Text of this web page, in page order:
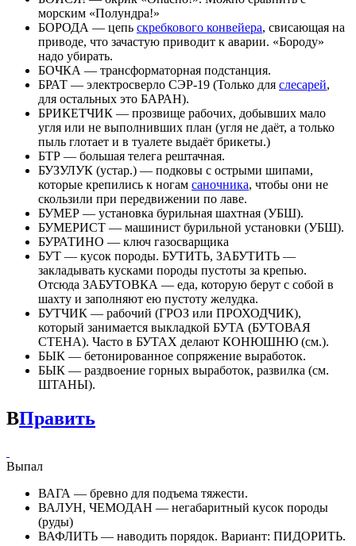
морским «Полундра!»
БОРОДА — цепь скребкового конвейера, свисающая на
приводе, что зачастую приводит к аварии. «Бороду»
надо убирать.
БОЧКА — трансформаторная подстанция.
БРАТ — электросверло СЭР-19 (Только для слесарей,
для остальных это БАРАН).
БРИКЕТЧИК — прозвище рабочих, добывших мало
угля или не выполнивших план (угля не даёт, а только
пыль глотает и в туалете выдаёт брикеты.)
БТР — большая телега рештачная.
БУЗУЛУК (устар.) — подковы с острыми шипами,
которые крепились к ногам саночника, чтобы они не
скользили при передвижении по лаве.
БУМЕР — установка бурильная шахтная (УБШ).
БУМЕРИСТ — машинист бурильной установки (УБШ).
БУРАТИНО — ключ газосварщика
БУТ — кусок породы. БУТИТЬ, ЗАБУТИТЬ —
закладывать кусками породы пустоты за крепью.
Отсюда ЗАБУТОВКА — еда, которую берут с собой в
шахту и заполняют ею пустоту желудка.
БУТЧИК — рабочий (ГРОЗ или ПРОХОДЧИК),
который занимается выкладкой БУТА (БУТОВАЯ
СТЕНА). Часто в БУТАХ делают КОНЮШНЮ (см.).
БЫК — бетонированное сопряжение выработок.
БЫК — раздвоение горных выработок, развилка (см.
ШТАНЫ).
ВПравить
Выпал
ВАГА — бревно для подъема тяжести.
ВАЛУН, ЧЕМОДАН — негабаритный кусок породы
(руды)
ВАФЛИТЬ — наводить порядок. Вариант: ПИДОРИТЬ.